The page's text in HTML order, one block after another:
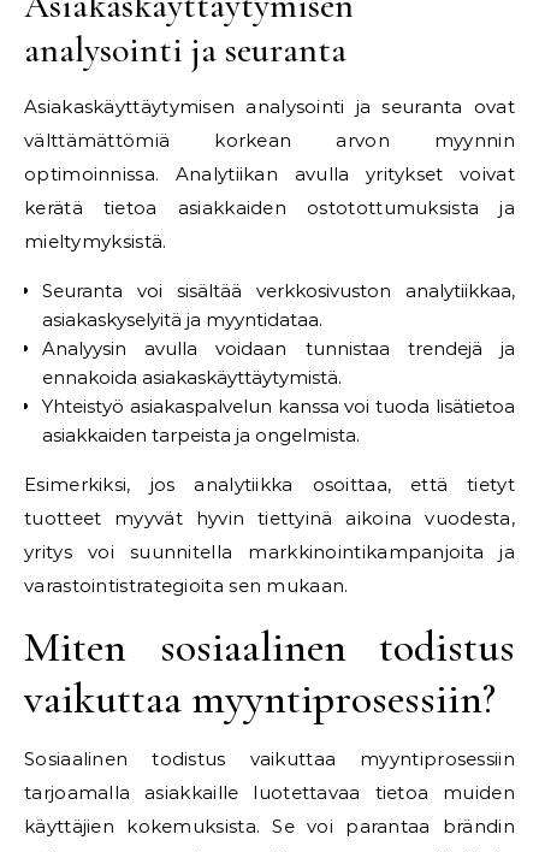
analysointi ja seuranta
Asiakaskäyttäytymisen analysointi ja seuranta ovat
välttämättömiä korkean arvon myynnin
optimoinnissa. Analytiikan avulla yritykset voivat
kerätä tietoa asiakkaiden ostotottumuksista ja
mieltymyksistä.
Seuranta voi sisältää verkkosivuston analytiikkaa,
asiakaskyselyitä ja myyntidataa.
Analyysin avulla voidaan tunnistaa trendejä ja
ennakoida asiakaskäyttäytymistä.
Yhteistyö asiakaspalvelun kanssa voi tuoda lisätietoa
asiakkaiden tarpeista ja ongelmista.
Esimerkiksi, jos analytiikka osoittaa, että tietyt
tuotteet myyvät hyvin tiettyinä aikoina vuodesta,
yritys voi suunnitella markkinointikampanjoita ja
varastointistrategioita sen mukaan.
Miten sosiaalinen todistus
vaikuttaa myyntiprosessiin?
Sosiaalinen todistus vaikuttaa myyntiprosessiin
tarjoamalla asiakkaille luotettavaa tietoa muiden
käyttäjien kokemuksista. Se voi parantaa brändin